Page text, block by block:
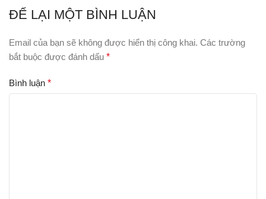
ĐỂ LẠI MỘT BÌNH LUẬN
Email của bạn sẽ không được hiển thị công khai. Các trường
bắt buộc được đánh dấu *
Bình luận *